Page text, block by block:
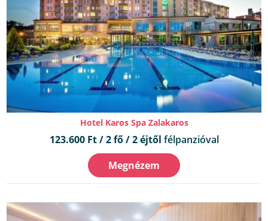
Hotel Karos Spa Zalakaros
123.600 Ft / 2 fő / 2 éjtől félpanzióval
Megnézem